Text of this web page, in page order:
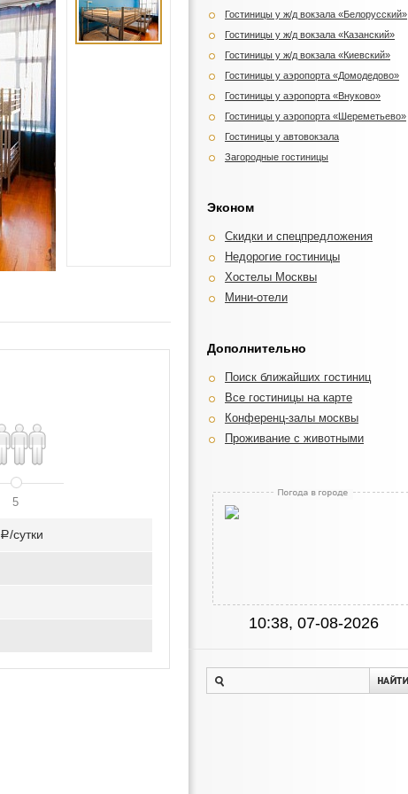
5
Р/сутки
Лотте Отель Москва
Кортъярд Марриотт Москва Центр
Ренессанс Москва Монарх Центр
Mercure Арбат Москва
Hampton by Hilton Moscow Strogino
Акварель
Лось
Марко Поло Пресня
Ирис
Гостиницы у ж/д вокзала «Белорусский»
Гостиницы у ж/д вокзала «Казанский»
Гостиницы у ж/д вокзала «Киевский»
Гостиницы у аэропорта «Домодедово»
Гостиницы у аэропорта «Внуково»
Гостиницы у аэропорта «Шереметьево»
Гостиницы у автовокзала
Загородные гостиницы
Эконом
Скидки и спецпредложения
Недорогие гостиницы
Хостелы Москвы
Мини-отели
Дополнительно
Поиск ближайших гостиниц
Все гостиницы на карте
Конференц-залы москвы
Проживание с животными
10:38, 07-08-2026